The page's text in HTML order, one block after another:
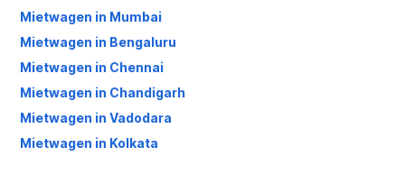
Mietwagen in Mumbai
Mietwagen in Bengaluru
Mietwagen in Chennai
Mietwagen in Chandigarh
Mietwagen in Vadodara
Mietwagen in Kolkata